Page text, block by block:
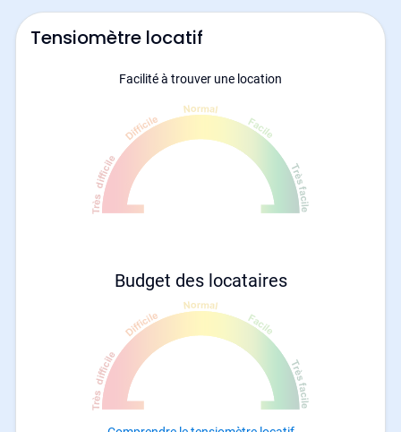
Tensiomètre locatif
Facilité à trouver une location
Budget des locataires